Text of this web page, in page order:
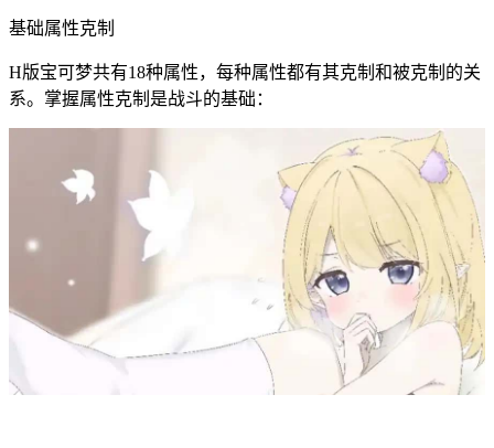
基础属性克制
H版宝可梦共有18种属性，每种属性都有其克制和被克制的关
系。掌握属性克制是战斗的基础：